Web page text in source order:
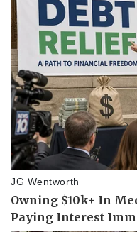
Bất động sản
Khởi nghiệp